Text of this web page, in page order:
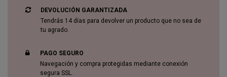
DEVOLUCIÓN GARANTIZADA
Tendrás 14 días para devolver un producto que no sea de
tu agrado.
PAGO SEGURO
Navegación y compra protegidas mediante conexión
segura SSL.